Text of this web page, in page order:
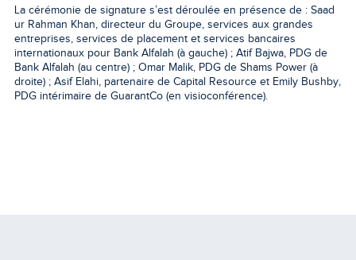
La cérémonie de signature s’est déroulée en présence de : Saad
ur Rahman Khan, directeur du Groupe, services aux grandes
entreprises, services de placement et services bancaires
internationaux pour Bank Alfalah (à gauche) ; Atif Bajwa, PDG de
Bank Alfalah (au centre) ; Omar Malik, PDG de Shams Power (à
droite) ; Asif Elahi, partenaire de Capital Resource et Emily Bushby,
PDG intérimaire de GuarantCo (en visioconférence).